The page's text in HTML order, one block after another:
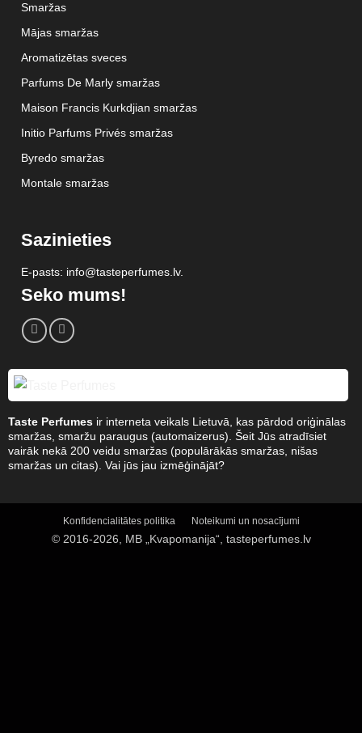
Smaržas
Mājas smaržas
Aromatizētas sveces
Parfums De Marly smaržas
Maison Francis Kurkdjian smaržas
Initio Parfums Privés smaržas
Byredo smaržas
Montale smaržas
Sazinieties
E-pasts: info@tasteperfumes.lv.
Seko mums!
Taste Perfumesir interneta veikals Lietuvā, kas pārdod oriģinālas
smaržas, smaržu paraugus (automaizerus). Šeit Jūs atradīsiet
vairāk nekā 200 veidu smaržas (populārākās smaržas, nišas
smaržas un citas). Vai jūs jau izmēģinājāt?
Konfidencialitātes politika Noteikumi un nosacījumi
© 2016-2026, MB „Kvapomanija“, tasteperfumes.lv